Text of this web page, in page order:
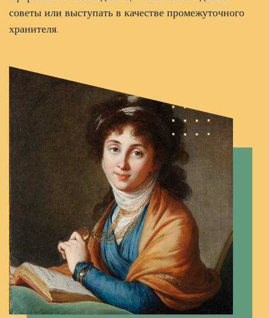
советы или выступать в качестве промежуточного
хранителя.